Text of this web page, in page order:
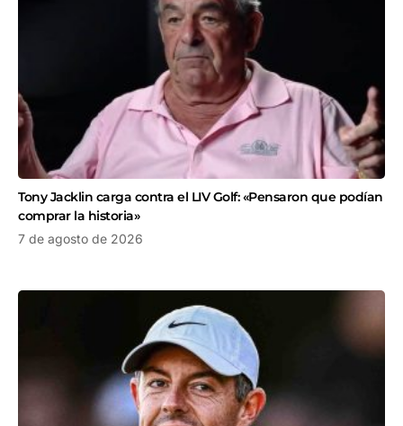
Tony Jacklin carga contra el LIV Golf: «Pensaron que podían
comprar la historia»
7 de agosto de 2026